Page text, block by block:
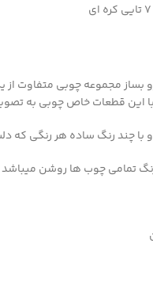
بساز مجموعه چوبی متفاوت
این قطعات خاص چوبی به
و با چند رنگ ساده هر رنگی که
رنگ تمامی چوب ها روشن میباشد